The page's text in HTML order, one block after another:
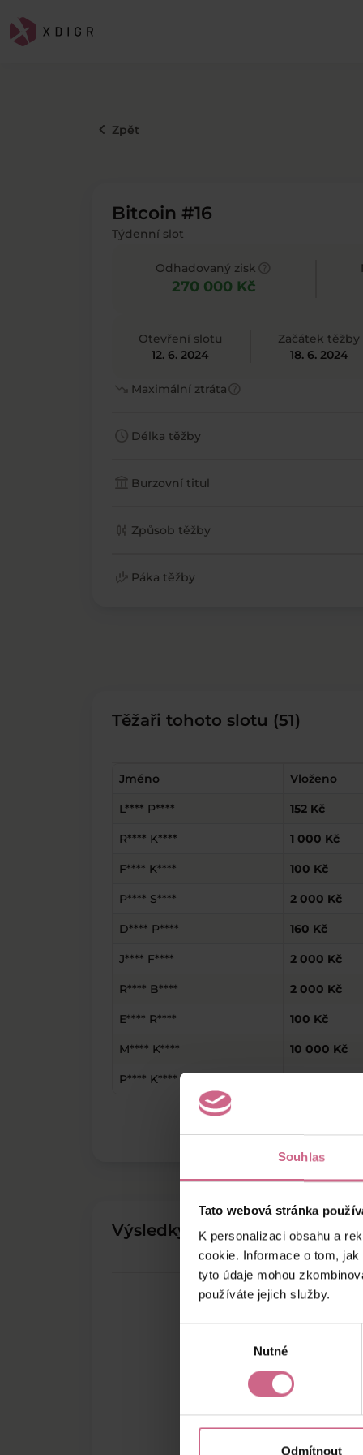
Souhlas
Tato webová stránka
K personalizaci obsahu a
cookie. Informace o tom,
tyto údaje mohou
používáte jejich služby.
Nutné
Odmítnout
keyboard_arrow_left Zpět
Bitcoin #16
Týdenní slot
Odhadovaný zisk
270 000 Kč
Otevření slotu
12. 6. 2024
Začátek těžby
18. 6. 2024
trending_down Maximální ztrátahelp
schedule Délka těžby
account_balance Burzovní titul
candlestick_chart Způsob těžby
finance_mode Páka těžby
Těžaři tohoto slotu (51)
Jméno Vloženo
L**** P**** 152 Kč
R**** K**** 1 000 Kč
F**** K**** 100 Kč
P**** S**** 2 000 Kč
D**** P**** 160 Kč
J**** F**** 2 000 Kč
R**** B**** 2 000 Kč
E**** R**** 100 Kč
M**** K**** 10 000 Kč
P**** K****
Výsledky těžby